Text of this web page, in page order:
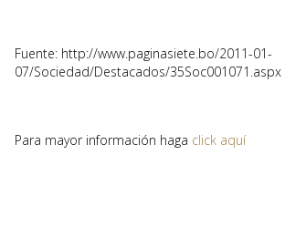
Fuente: http://www.paginasiete.bo/2011-01-
07/Sociedad/Destacados/35Soc001071.aspx
Para mayor información haga click aquí